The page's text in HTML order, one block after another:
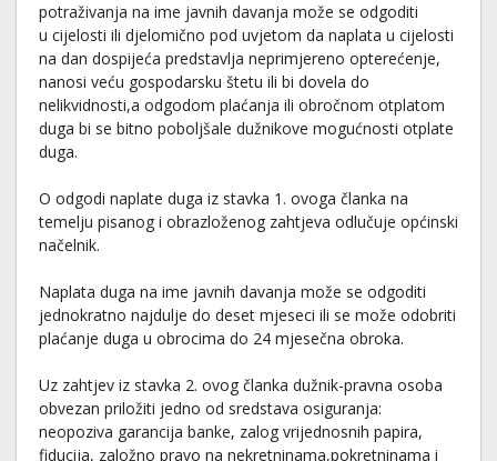
potraživanja na ime javnih davanja može se odgoditi
u cijelosti ili djelomično pod uvjetom da naplata u cijelosti
na dan dospijeća predstavlja neprimjereno opterećenje,
nanosi veću gospodarsku štetu ili bi dovela do
nelikvidnosti,a odgodom plaćanja ili obročnom otplatom
duga bi se bitno poboljšale dužnikove mogućnosti otplate
duga.
O odgodi naplate duga iz stavka 1. ovoga članka na
temelju pisanog i obrazloženog zahtjeva odlučuje općinski
načelnik.
Naplata duga na ime javnih davanja može se odgoditi
jednokratno najdulje do deset mjeseci ili se može odobriti
plaćanje duga u obrocima do 24 mjesečna obroka.
Uz zahtjev iz stavka 2. ovog članka dužnik-pravna osoba
obvezan priložiti jedno od sredstava osiguranja:
neopoziva garancija banke, zalog vrijednosnih papira,
fiducija, založno pravo na nekretninama,pokretninama i